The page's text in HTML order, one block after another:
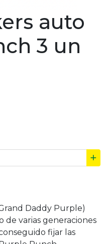
auto
3 un
Daddy Purple)
de varias generaciones
fijar las